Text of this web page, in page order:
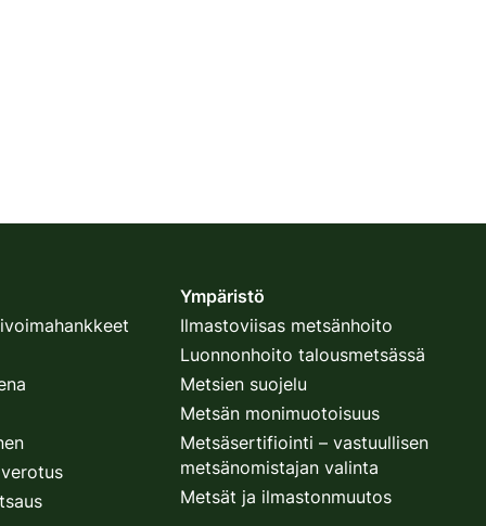
Ympäristö
Ilmastoviisas metsänhoito
Luonnonhoito talousmetsässä
Metsien suojelu
Metsän monimuotoisuus
Metsäsertifiointi – vastuullisen
metsänomistajan valinta
Metsät ja ilmastonmuutos